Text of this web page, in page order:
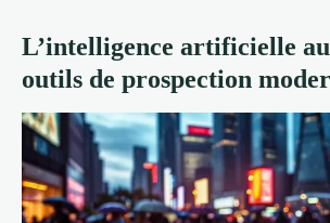
L’intelligence artificielle
outils de prospection